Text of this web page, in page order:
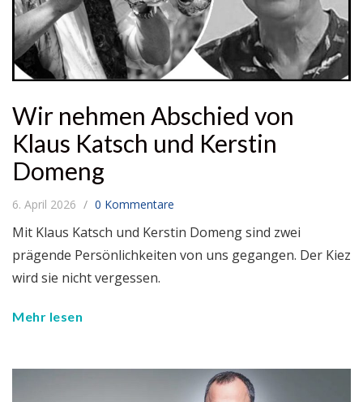
Wir nehmen Abschied von
Klaus Katsch und Kerstin
Domeng
6. April 2026 0 Kommentare
Mit Klaus Katsch und Kerstin Domeng sind zwei
prägende Persönlichkeiten von uns gegangen. Der Kiez
wird sie nicht vergessen.
Mehr lesen